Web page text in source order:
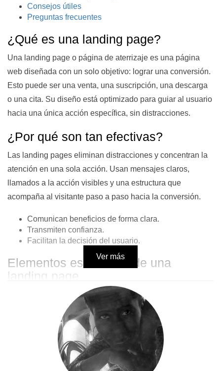
Consejos útiles
Preguntas frecuentes
¿Qué es una landing page?
Una landing page o página de aterrizaje es una página
web diseñada con un solo objetivo: lograr una conversión.
Esto puede ser una venta, una suscripción, una descarga
o una cita. Su diseño está optimizado para guiar al usuario
hacia una única acción específica, sin distracciones.
¿Por qué son tan efectivas?
Las landing pages eliminan distracciones y concentran la
atención en una sola acción. Usan mensajes claros,
llamados a la acción visibles y una estructura que
acompaña al visitante paso a paso hacia la conversión.
Comunican beneficios de forma clara.
Transmiten confianza.
Facilitan la decisión del usuario.
Elementos esenciales de una
landing page
Titular atractivo:Captura la atención de inmediato.
Propuesta de valor clara:
¿Qué problema resuelves?
Diseño profesional:
Visualmente limpio, fácil de leer.
Pruebas sociales:Testimonios o cifras que respalden
tu promesa.
CTA poderoso:"Descarga tu guía", "Empieza ahora",
Ver más